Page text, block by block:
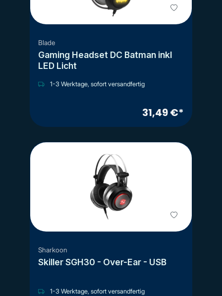
Blade
Gaming Headset DC Batman inkl
LED Licht
1-3 Werktage, sofort versandfertig
31,49 €*
Sharkoon
Skiller SGH30 - Over-Ear - USB
1-3 Werktage, sofort versandfertig